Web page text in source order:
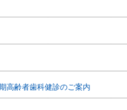
高齢者歯科健診のご案内